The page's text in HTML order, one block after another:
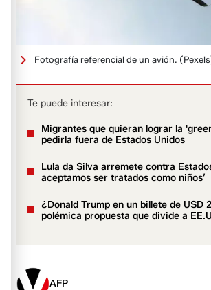
Fotografía referencial de un avión.
Te puede interesar:
Migrantes que quieran lograr la
pedirla fuera de Estados Unidos
Lula da Silva arremete contra
aceptamos ser tratados como niños’
¿Donald Trump en un billete de USD
polémica propuesta que divide a
AFP